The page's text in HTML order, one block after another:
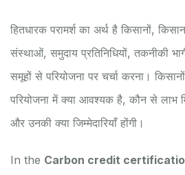
हितधारक परामर्श का अर्थ है किसानों,
संस्थाओं, समुदाय प्रतिनिधियों, तकनीकी
समूहों से परियोजना पर चर्चा करना।
परियोजना में क्या आवश्यक है, कौन से लाभ
और उनकी क्या जिम्मेदारियाँ होंगी।
In the Carbon credit